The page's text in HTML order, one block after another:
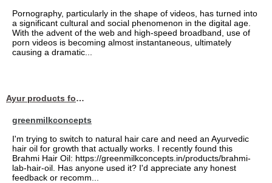
Pornography, particularly in the shape of videos, has turned into
a significant cultural and social phenomenon in the digital age.
With the advent of the web and high-speed broadband, use of
porn videos is becoming almost instantaneous, ultimately
causing a dramatic...
Ayur products for hair
greenmilkconcepts
I'm trying to switch to natural hair care and need an Ayurvedic
hair oil for growth that actually works. I recently found this
Brahmi Hair Oil: https://greenmilkconcepts.in/products/brahmi-
lab-hair-oil. Has anyone used it? I'd appreciate any honest
feedback or recomm...